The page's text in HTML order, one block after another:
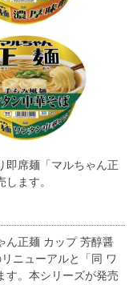
即席麺「マルちゃん正
ます。
ん正麺 カップ 芳醇醤
ニューアルと「同 ワ
す。本シリーズが発売